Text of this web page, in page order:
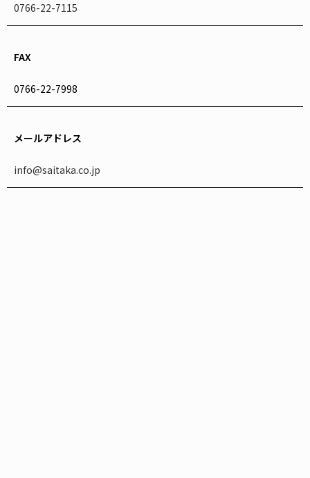
0766-22-7115
FAX
0766-22-7998
メールアドレス
info@saitaka.co.jp